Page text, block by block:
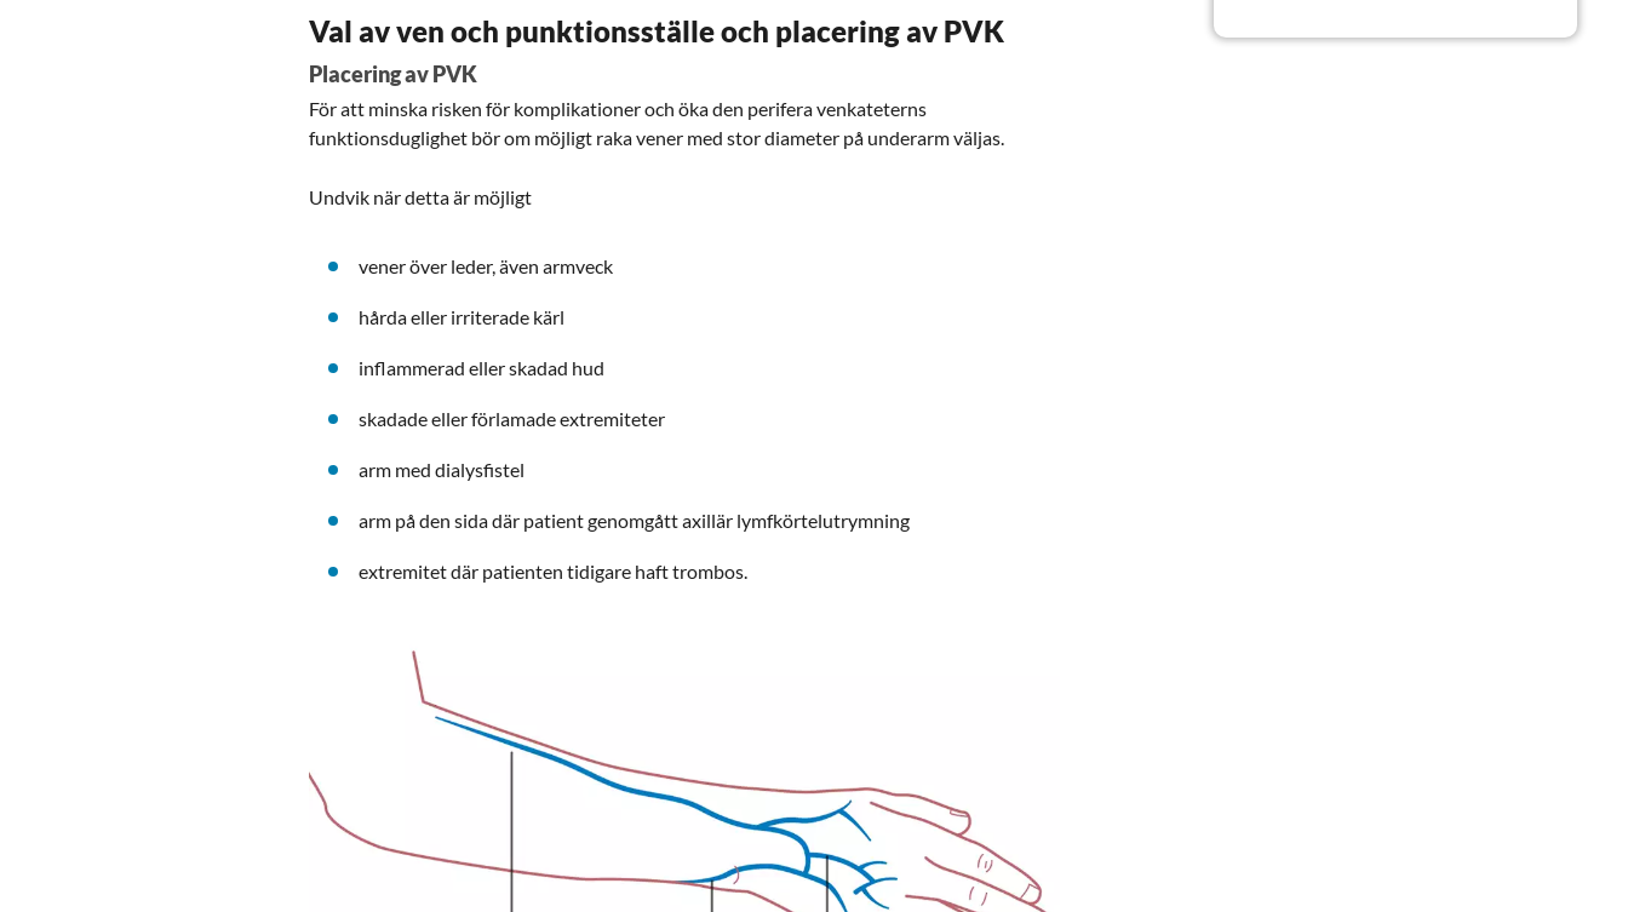
Val av ven och punktionsställe och placering av PVK
Placering av PVK
För att minska risken för komplikationer och öka den perifera venkateterns
funktionsduglighet bör om möjligt raka vener med stor diameter på underarm väljas.
Undvik när detta är möjligt
vener över leder, även armveck
hårda eller irriterade kärl
inflammerad eller skadad hud
skadade eller förlamade extremiteter
arm med dialysfistel
arm på den sida där patient genomgått axillär lymfkörtelutrymning
extremitet där patienten tidigare haft trombos.